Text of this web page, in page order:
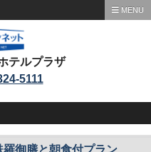
MENU
テルプラザ
5111